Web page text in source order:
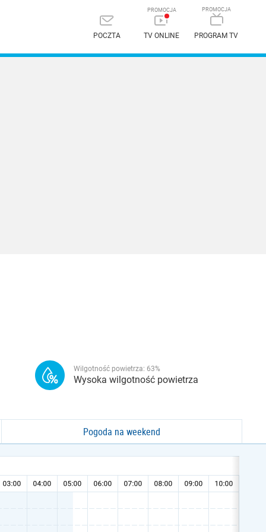
POCZTA TV ONLINE PROGRAM TV
Wilgotność powietrza: 63%
Wysoka wilgotność powietrza
Pogoda na weekend